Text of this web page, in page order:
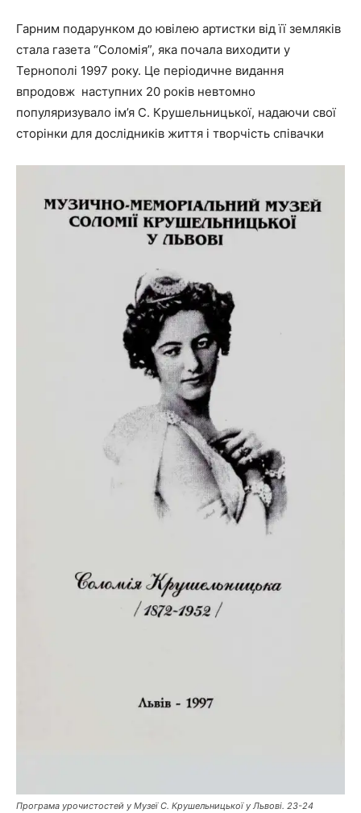
Гарним подарунком до ювілею артистки від її земляків
стала газета “Соломія”, яка почала виходити у
Тернополі 1997 року. Це періодичне видання
впродовж наступних 20 років невтомно
популяризувало ім’я С. Крушельницької, надаючи свої
сторінки для дослідників життя і творчість співачки
Програма урочистостей у Музеї С. Крушельницької у Львові. 23-24